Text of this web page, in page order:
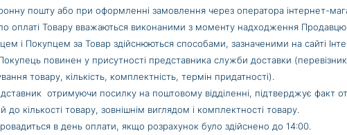
пошту або при оформленні замовлення через оператора інтернет-
оплаті Товару вважаються виконаними з моменту надходження Продавцю
і Покупцем за Товар здійснюються способами, зазначеними на сайті
повинен у присутності представника служби доставки
товару, кількість, комплектність, термін придатності).
отримуючи посилку на поштовому відділенні, підтверджує факт
кількості товару, зовнішнім виглядом і комплектності товару.
в день оплати, якщо розрахунок було здійснено до 14:00.